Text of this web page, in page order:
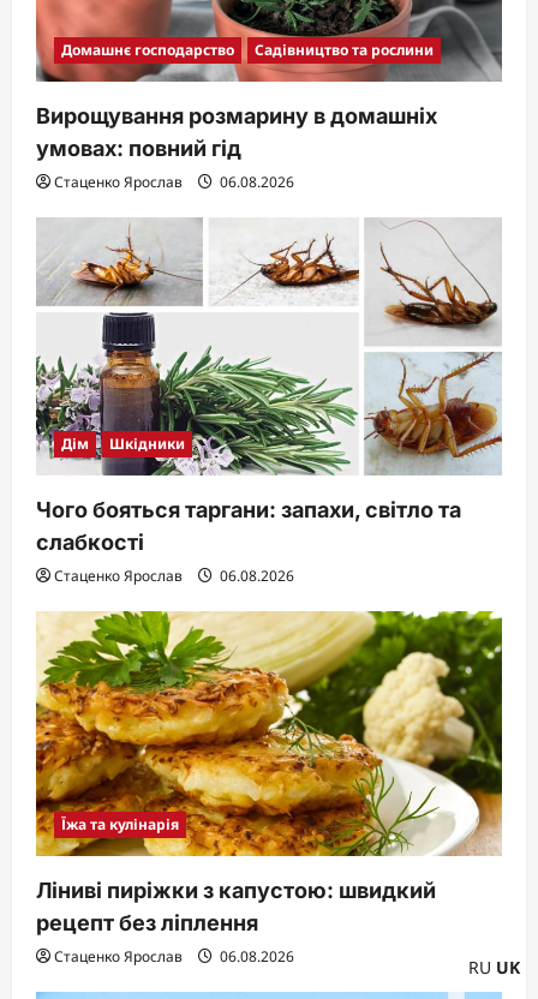
Домашнє господарство Садівництво та рослини
Вирощування розмарину в домашніх
умовах: повний гід
Стаценко Ярослав 06.08.2026
Дім Шкідники
Чого бояться таргани: запахи, світло та
слабкості
Стаценко Ярослав 06.08.2026
Їжа та кулінарія
Ліниві пиріжки з капустою: швидкий
рецепт без ліплення
Стаценко Ярослав 06.08.2026 RU UK